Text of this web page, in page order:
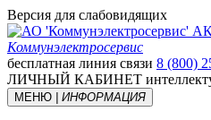
Версия для слабовидящих
Коммунэлектросервис
бесплатная линия связи 8 (800)
ЛИЧНЫЙ КАБИНЕТ
МЕНЮ | ИНФОРМАЦИЯ